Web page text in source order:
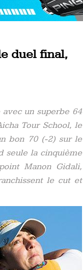
duel final,
un superbe 64
Tour School, le
bon 70 (-2) sur le
seule la cinquième
Manon Gidali,
le cut et